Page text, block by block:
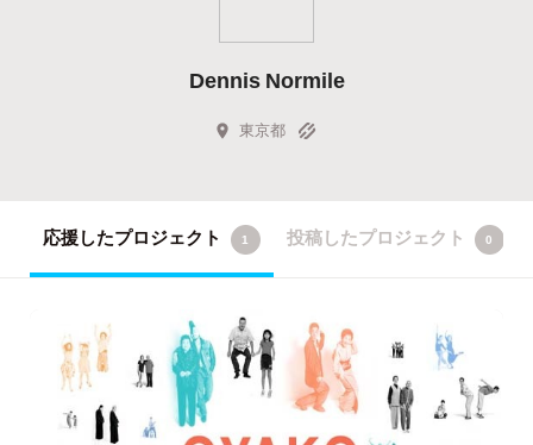
Dennis Normile
東京都
応援したプロジェクト 1 投稿したプロジェクト 0